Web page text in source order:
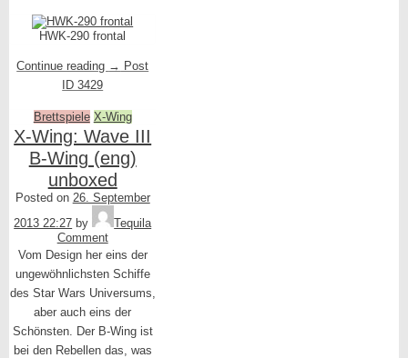
HWK-290 frontal
Continue reading → Post
ID 3429
Brettspiele X-Wing
X-Wing: Wave III
B-Wing (eng)
unboxed
Posted on 26. September
2013 22:27 by
Tequila
Comment
Vom Design her eins der
ungewöhnlichsten Schiffe
des Star Wars Universums,
aber auch eins der
Schönsten. Der B-Wing ist
bei den Rebellen das, was